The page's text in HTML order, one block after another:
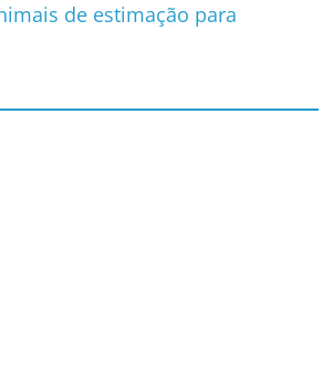
de estimação para